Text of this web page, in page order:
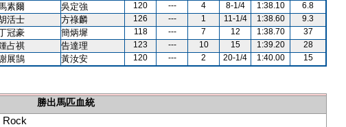
素爾 吳定強 120 --- 4 8-1/4 1:38.10
6.8
活士 方祿麟 126 --- 1 11-1/4 1:38.60
9.3
冠豪 簡炳墀 118 --- 7 12 1:38.70
37
占祺 告達理 123 --- 10 15 1:39.20
28
展鵠 黃汝安 120 --- 2 20-1/4 1:40.00 15
勝出馬匹血統
Rock